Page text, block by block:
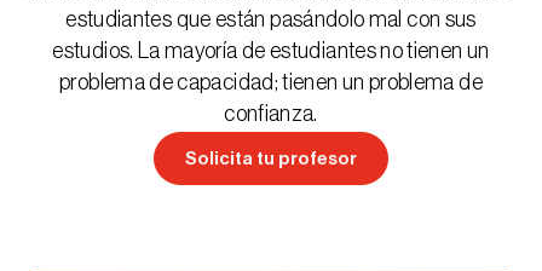
estudiantes que están pasándolo mal con sus
estudios. La mayoría de estudiantes no tienen un
problema de capacidad; tienen un problema de
confianza.
Solicita tu profesor